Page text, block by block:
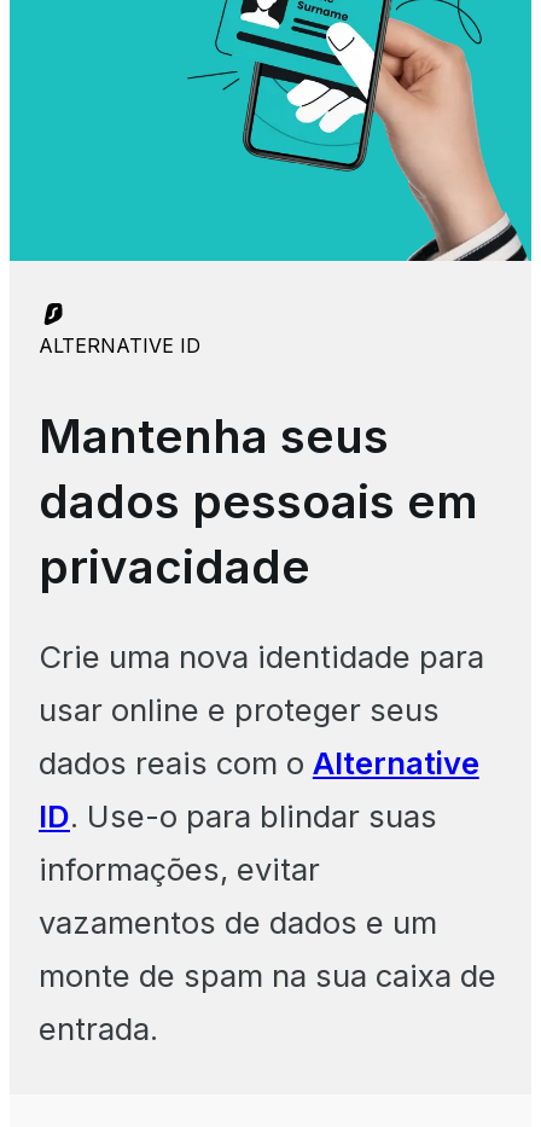
ALTERNATIVE ID
Mantenha seus
dados pessoais em
privacidade
Crie uma nova identidade para
usar online e proteger seus
dados reais com o Alternative
ID. Use-o para blindar suas
informações, evitar
vazamentos de dados e um
monte de spam na sua caixa de
entrada.